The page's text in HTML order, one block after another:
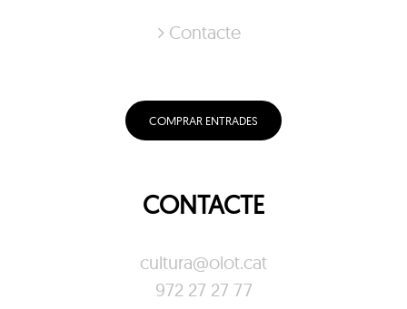
Contacte
COMPRAR ENTRADES
CONTACTE
cultura@olot.cat
972 27 27 77